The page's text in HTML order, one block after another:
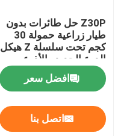
Z30P حل طائرات بدون
طيار زراعية حمولة 30
كجم تحت سلسلة Z هيكل
الدرع الجديد والأذرع
المطوية على شكل Z
افضل سعر
اتصل بنا